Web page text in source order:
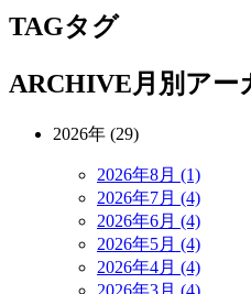
TAGタグ
ARCHIVE月別アー
2026年 (29)
2026年8月 (1)
2026年7月 (4)
2026年6月 (4)
2026年5月 (4)
2026年4月 (4)